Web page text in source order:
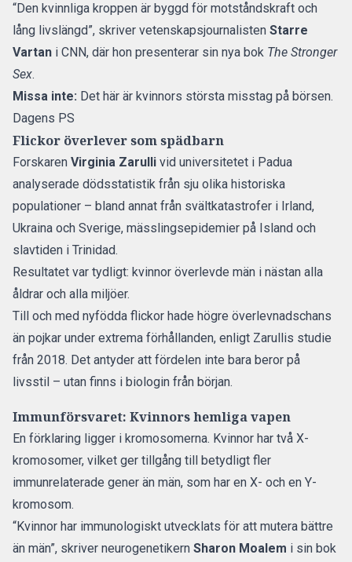
“Den kvinnliga kroppen är byggd för motståndskraft och
lång livslängd”, skriver vetenskapsjournalisten Starre
Vartan i CNN, där hon presenterar sin nya bok The Stronger
Sex.
Missa inte: Det här är kvinnors största misstag på börsen.
Dagens PS
Flickor överlever som spädbarn
Forskaren Virginia Zarulli vid universitetet i Padua
analyserade dödsstatistik från sju olika historiska
populationer – bland annat från svältkatastrofer i Irland,
Ukraina och Sverige, mässlingsepidemier på Island och
slavtiden i Trinidad.
Resultatet var tydligt: kvinnor överlevde män i nästan alla
åldrar och alla miljöer.
Till och med nyfödda flickor hade högre överlevnadschans
än pojkar under extrema förhållanden, enligt Zarullis studie
från 2018. Det antyder att fördelen inte bara beror på
livsstil – utan finns i biologin från början.
Immunförsvaret: Kvinnors hemliga vapen
En förklaring ligger i kromosomerna. Kvinnor har två X-
kromosomer, vilket ger tillgång till betydligt fler
immunrelaterade gener än män, som har en X- och en Y-
kromosom.
“Kvinnor har immunologiskt utvecklats för att mutera bättre
än män”, skriver neurogenetikern Sharon Moalem i sin bok